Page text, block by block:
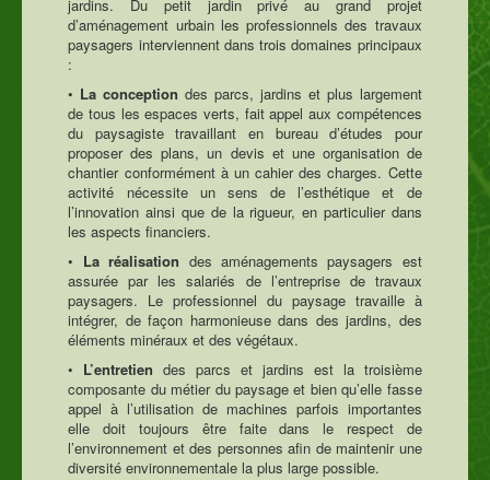
jardins. Du petit jardin privé au grand projet
d’aménagement urbain les professionnels des travaux
paysagers interviennent dans trois domaines principaux
:
• La conception des parcs, jardins et plus largement
de tous les espaces verts, fait appel aux compétences
du paysagiste travaillant en bureau d’études pour
proposer des plans, un devis et une organisation de
chantier conformément à un cahier des charges. Cette
activité nécessite un sens de l’esthétique et de
l’innovation ainsi que de la rigueur, en particulier dans
les aspects financiers.
• La réalisation des aménagements paysagers est
assurée par les salariés de l’entreprise de travaux
paysagers. Le professionnel du paysage travaille à
intégrer, de façon harmonieuse dans des jardins, des
éléments minéraux et des végétaux.
• L’entretien des parcs et jardins est la troisième
composante du métier du paysage et bien qu’elle fasse
appel à l’utilisation de machines parfois importantes
elle doit toujours être faite dans le respect de
l’environnement et des personnes afin de maintenir une
diversité environnementale la plus large possible.